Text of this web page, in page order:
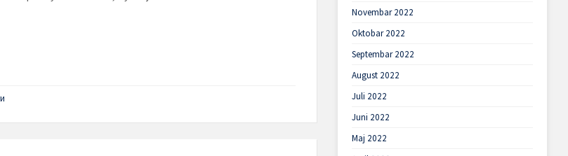
Novembar 2022
Oktobar 2022
Septembar 2022
August 2022
Juli 2022
Juni 2022
Maj 2022